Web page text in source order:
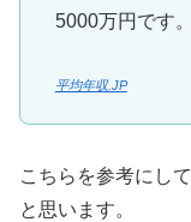
5000万円です。
平均年収.JP
こちらを参考にして
と思います。